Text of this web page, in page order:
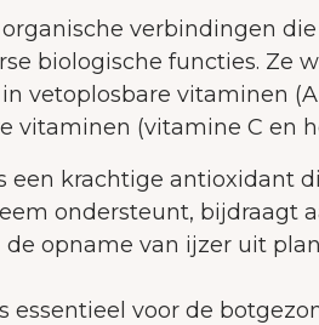
verbindingen
biologische functies. Ze
vetoplosbare vitaminen
vitaminen (vitamine C en
een krachtige antioxidant
ondersteunt, bijdraagt
de opname van ijzer uit
essentieel voor de